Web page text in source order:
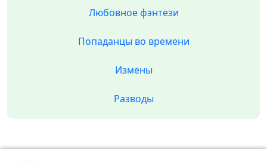
Любовное фэнтези
Попаданцы во времени
Измены
Разводы